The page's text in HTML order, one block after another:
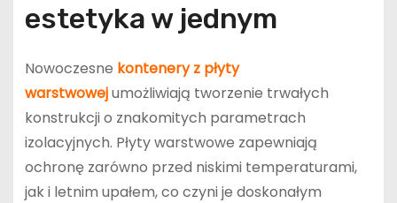
estetyka w jednym
Nowoczesne kontenery z płyty
warstwowejumożliwiają tworzenie trwałych
konstrukcji o znakomitych parametrach
izolacyjnych. Płyty warstwowe zapewniają
ochronę zarówno przed niskimi temperaturami,
jak i letnim upałem, co czyni je doskonałym